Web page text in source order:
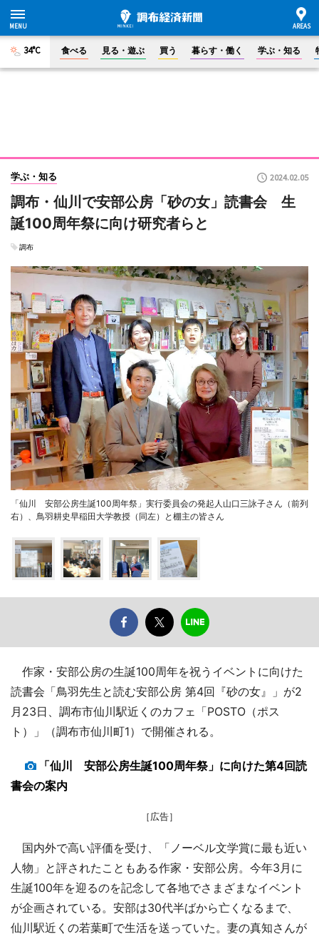
34°C 食べる 見る・遊ぶ 買う 暮らす・働く 学ぶ・知る
学ぶ・知る 2024.02.05
調布・仙川で安部公房「砂の女」読書会 生
誕100周年祭に向け研究者らと
調布
「仙川 安部公房生誕100周年祭」実行委員会の発起人山口三詠子さん（前列
右）、鳥羽耕史早稲田大学教授（同左）と棚主の皆さん
作家・安部公房の生誕100周年を祝うイベントに向けた
読書会「鳥羽先生と読む安部公房 第4回『砂の女』」が2
月23日、調布市仙川駅近くのカフェ「POSTO（ポス
ト）」（調布市仙川町1）で開催される。
「仙川 安部公房生誕100周年祭」に向けた第4回読
書会の案内
［広告］
国内外で高い評価を受け、「ノーベル文学賞に最も近い
人物」と評されたこともある作家・安部公房。今年3月に
生誕100年を迎るのを記念して各地でさまざまなイベント
が企画されている。安部は30代半ばから亡くなるまで、
仙川駅近くの若葉町で生活を送っていた。妻の真知さんが